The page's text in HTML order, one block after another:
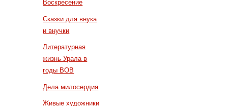
Воскресение
Сказки для внука
и внучки
Литературная
жизнь Урала в
годы ВОВ
Дела милосердия
Живые художники